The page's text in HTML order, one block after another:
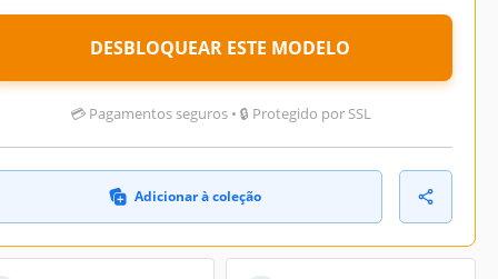
DESBLOQUEAR ESTE MODELO
💳 Pagamentos seguros • 🔒 Protegido por SSL
Adicionar à coleção